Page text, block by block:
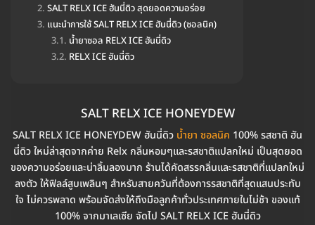
SALT RELX ICE ฮันนี่ดิว สุดยอดความอร่อย
แนะนำการใช้ SALT RELX ICE ฮันนี่ดิว (ซอลนิค)
น้ำยาซอล RELX ICE ฮันนี่ดิว
RELX ICE ฮันนี่ดิว
SALT RELX ICE HONEYDEW
SALT RELX ICE HONEYDEW ฮันนี่ดิว น้ำยา ซอลนิค 100% รสชาติ ฮัน
นี่ดิว ใหม่ล่าสุดจากค่าย Relx กลิ่นหอมๆและรสชาติแปลกใหม่ เป็นสุดยอด
ของความอร่อยและน่าลิ้มลองมาก ร้านได้คัดสรรกลิ่นและรสชาติที่แปลกใหม่
ลงตัว ให้ฟิลล์สูบเพลินๆ สำหรับสายควันที่ต้องการรสชาติที่สุดแสนประทับ
ใจ ไม่ควรพลาด พร้อมจัดส่งให้ถึงมือลูกค้าทั่วประเทศภายในไม่ช้า ของแท้
100% จากมาเลเซีย จัดไป SALT RELX ICE ฮันนี่ดิว